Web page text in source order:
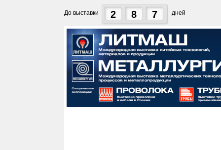
До выставки 2 8 7 дней